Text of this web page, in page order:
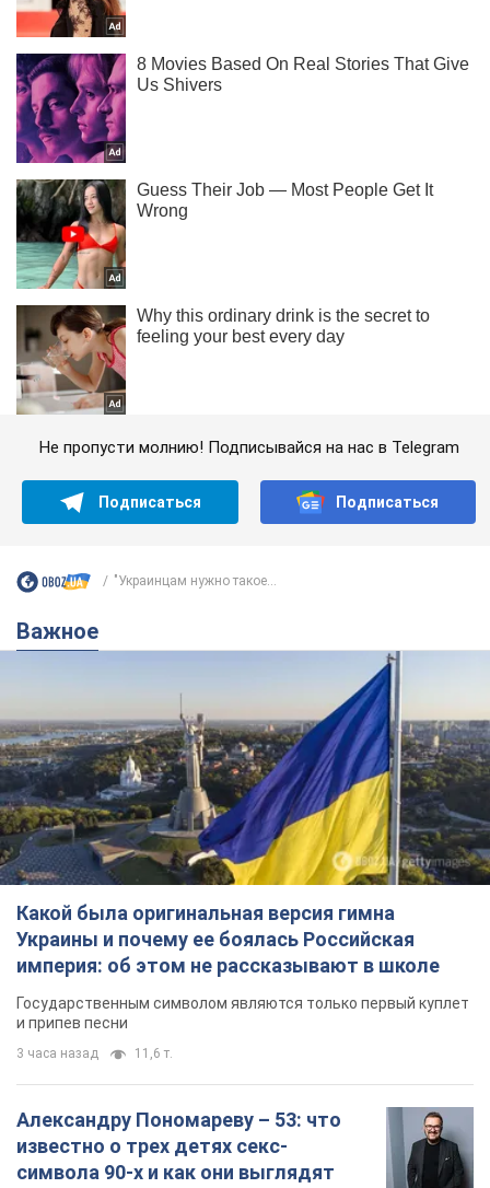
Не пропусти молнию! Подписывайся на нас в Telegram
Подписаться Подписаться
"Украинцам нужно такое...
Важное
Какой была оригинальная версия гимна
Украины и почему ее боялась Российская
империя: об этом не рассказывают в школе
Государственным символом являются только первый куплет
и припев песни
3 часа назад 11,6 т.
Александру Пономареву – 53: что
известно о трех детях секс-
символа 90-х и как они выглядят